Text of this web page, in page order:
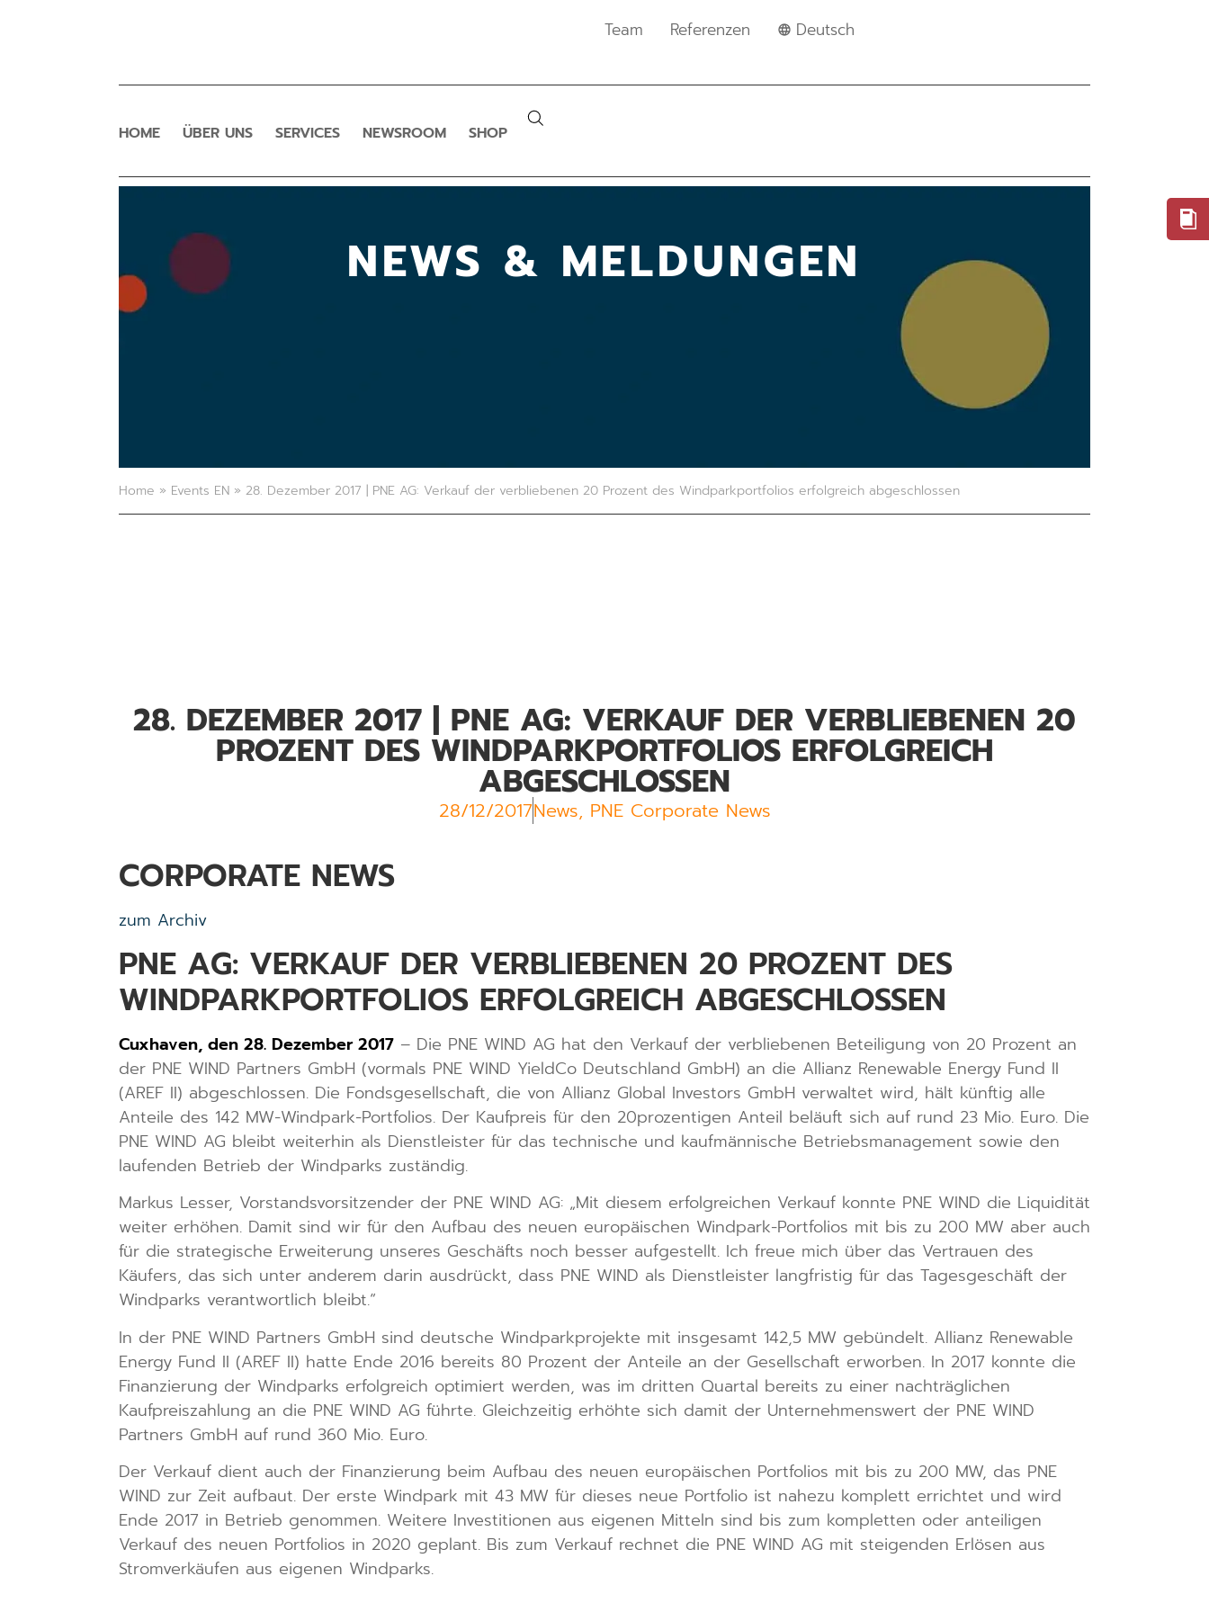
Team Referenzen Deutsch
HOME ÜBER UNS SERVICES NEWSROOM SHOP
NEWS & MELDUNGEN
Home » Events EN » 28. Dezember 2017 | PNE AG: Verkauf der verbliebenen 20 Prozent des Windparkportfolios erfolgreich abgeschlossen
28. DEZEMBER 2017 | PNE AG: VERKAUF DER VERBLIEBENEN 20
PROZENT DES WINDPARKPORTFOLIOS ERFOLGREICH
ABGESCHLOSSEN
28/12/2017News, PNE Corporate News
CORPORATE NEWS
zum Archiv
PNE AG: VERKAUF DER VERBLIEBENEN 20 PROZENT DES
WINDPARKPORTFOLIOS ERFOLGREICH ABGESCHLOSSEN
Cuxhaven, den 28. Dezember 2017 – Die PNE WIND AG hat den Verkauf der verbliebenen Beteiligung von 20 Prozent an
der PNE WIND Partners GmbH (vormals PNE WIND YieldCo Deutschland GmbH) an die Allianz Renewable Energy Fund II
(AREF II) abgeschlossen. Die Fondsgesellschaft, die von Allianz Global Investors GmbH verwaltet wird, hält künftig alle
Anteile des 142 MW-Windpark-Portfolios. Der Kaufpreis für den 20prozentigen Anteil beläuft sich auf rund 23 Mio. Euro. Die
PNE WIND AG bleibt weiterhin als Dienstleister für das technische und kaufmännische Betriebsmanagement sowie den
laufenden Betrieb der Windparks zuständig.
Markus Lesser, Vorstandsvorsitzender der PNE WIND AG: „Mit diesem erfolgreichen Verkauf konnte PNE WIND die Liquidität
weiter erhöhen. Damit sind wir für den Aufbau des neuen europäischen Windpark-Portfolios mit bis zu 200 MW aber auch
für die strategische Erweiterung unseres Geschäfts noch besser aufgestellt. Ich freue mich über das Vertrauen des
Käufers, das sich unter anderem darin ausdrückt, dass PNE WIND als Dienstleister langfristig für das Tagesgeschäft der
Windparks verantwortlich bleibt.“
In der PNE WIND Partners GmbH sind deutsche Windparkprojekte mit insgesamt 142,5 MW gebündelt. Allianz Renewable
Energy Fund II (AREF II) hatte Ende 2016 bereits 80 Prozent der Anteile an der Gesellschaft erworben. In 2017 konnte die
Finanzierung der Windparks erfolgreich optimiert werden, was im dritten Quartal bereits zu einer nachträglichen
Kaufpreiszahlung an die PNE WIND AG führte. Gleichzeitig erhöhte sich damit der Unternehmenswert der PNE WIND
Partners GmbH auf rund 360 Mio. Euro.
Der Verkauf dient auch der Finanzierung beim Aufbau des neuen europäischen Portfolios mit bis zu 200 MW, das PNE
WIND zur Zeit aufbaut. Der erste Windpark mit 43 MW für dieses neue Portfolio ist nahezu komplett errichtet und wird
Ende 2017 in Betrieb genommen. Weitere Investitionen aus eigenen Mitteln sind bis zum kompletten oder anteiligen
Verkauf des neuen Portfolios in 2020 geplant. Bis zum Verkauf rechnet die PNE WIND AG mit steigenden Erlösen aus
Stromverkäufen aus eigenen Windparks.